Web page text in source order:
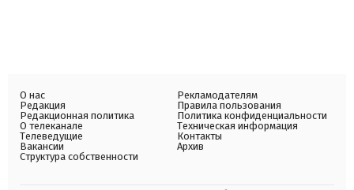
О нас
Редакция
Редакционная политика
О телеканале
Телеведущие
Вакансии
Структура собственности
Рекламодателям
Правила пользования
Политика конфиденциальности
Техническая информация
Контакты
Архив